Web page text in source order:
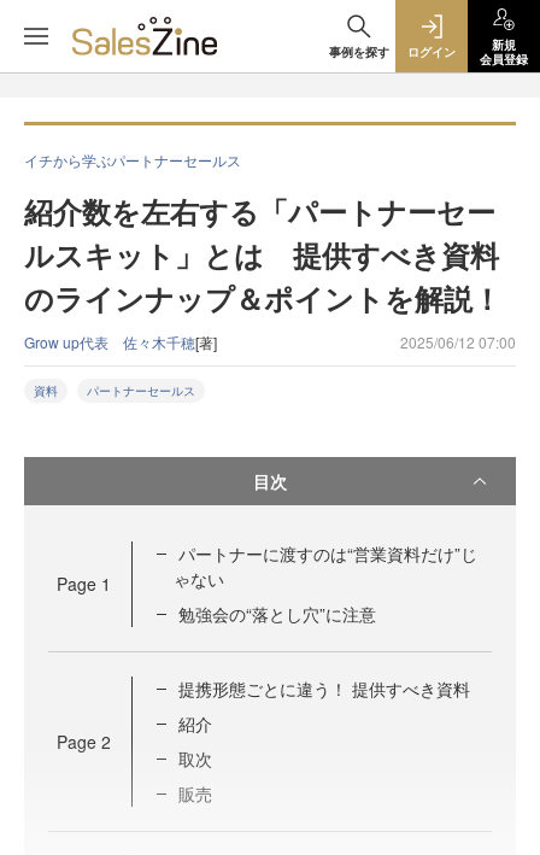
事例を探す ログイン
新規
会員登録
イチから学ぶパートナーセールス
紹介数を左右する「パートナーセー
ルスキット」とは 提供すべき資料
のラインナップ＆ポイントを解説！
Grow up代表 佐々木千穂[著] 2025/06/12 07:00
資料 パートナーセールス
目次
Page 1
パートナーに渡すのは“営業資料だけ”じ
ゃない
勉強会の“落とし穴”に注意
Page 2
提携形態ごとに違う！ 提供すべき資料
紹介
取次
販売